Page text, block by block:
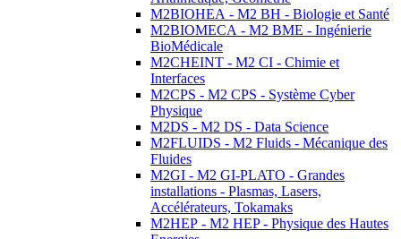
M2BIOHEA - M2 BH - Biologie et Santé
M2BIOMECA - M2 BME - Ingénierie
BioMédicale
M2CHEINT - M2 CI - Chimie et
Interfaces
M2CPS - M2 CPS - Système Cyber
Physique
M2DS - M2 DS - Data Science
M2FLUIDS - M2 Fluids - Mécanique des
Fluides
M2GI - M2 GI-PLATO - Grandes
installations - Plasmas, Lasers,
Accélérateurs, Tokamaks
M2HEP - M2 HEP - Physique des Hautes